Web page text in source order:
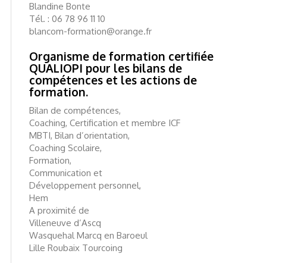
Blandine Bonte
Tél. : 06 78 96 11 10
blancom-formation@orange.fr
Organisme de formation certifiée
QUALIOPI pour les bilans de
compétences et les actions de
formation.
Bilan de compétences,
Coaching, Certification et membre ICF
MBTI, Bilan d’orientation,
Coaching Scolaire,
Formation,
Communication et
Développement personnel,
Hem
A proximité de
Villeneuve d’Ascq
Wasquehal Marcq en Baroeul
Lille Roubaix Tourcoing